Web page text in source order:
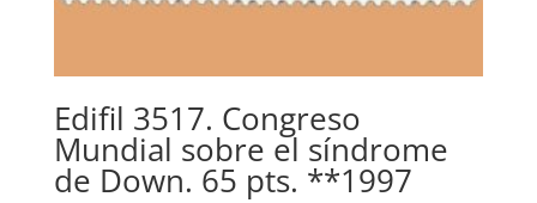
Edifil 3517. Congreso
Mundial sobre el síndrome
de Down. 65 pts. **1997